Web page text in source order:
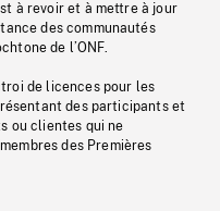
à revoir et à mettre à jour
des communautés
de l’ONF.
de licences pour les
des participants et
ou clientes qui ne
des Premières